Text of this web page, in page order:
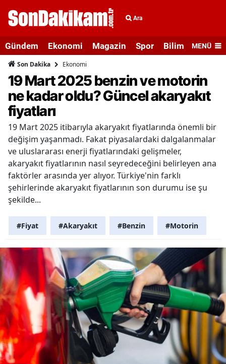
Ara
Gündem Ekonomi Magazin Spor Bilim veMENÜ
Son Dakika Ekonomi
19 Mart 2025 benzin ve motorin
ne kadar oldu? Güncel akaryakıt
fiyatları
19 Mart 2025 itibarıyla akaryakıt fiyatlarında önemli bir
değişim yaşanmadı. Fakat piyasalardaki dalgalanmalar
ve uluslararası enerji fiyatlarındaki gelişmeler,
akaryakıt fiyatlarının nasıl seyredeceğini belirleyen ana
faktörler arasında yer alıyor. Türkiye'nin farklı
şehirlerinde akaryakıt fiyatlarının son durumu ise şu
şekilde...
#Fiyat #Akaryakıt #Benzin #Motorin